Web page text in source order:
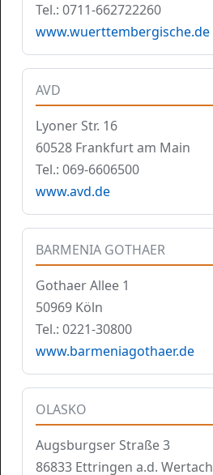
Tel.: 0711-662722260
www.wuerttembergische.de
AVD
Lyoner Str. 16
60528 Frankfurt am Main
Tel.: 069-6606500
www.avd.de
BARMENIA GOTHAER
Gothaer Allee 1
50969 Köln
Tel.: 0221-30800
www.barmeniagothaer.de
OLASKO
Augsburgser Straße 3
86833 Ettringen a.d. Wertach